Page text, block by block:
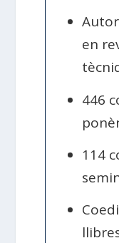
en
446
114